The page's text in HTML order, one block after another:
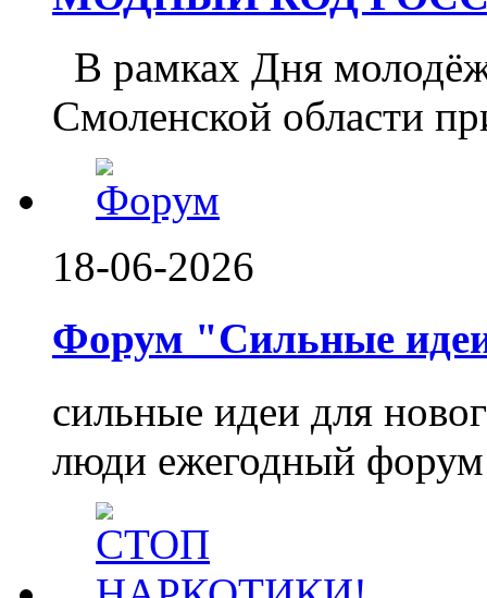
В рамках Дня
Смоленской области
18-06-2026
Форум "Сильные
сильные идеи для
люди ежегодный